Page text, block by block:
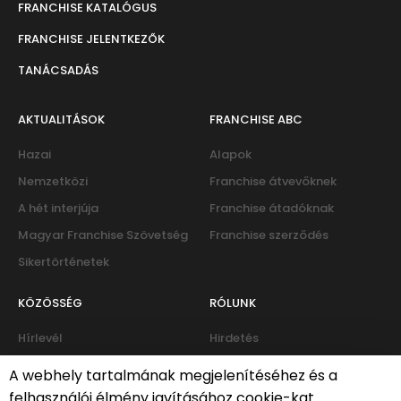
FRANCHISE KATALÓGUS
FRANCHISE JELENTKEZŐK
TANÁCSADÁS
AKTUALITÁSOK
Hazai
Nemzetközi
A hét interjúja
Magyar Franchise Szövetség
Sikertörténetek
FRANCHISE ABC
Alapok
Franchise átvevőknek
Franchise átadóknak
Franchise szerződés
KÖZÖSSÉG
Hírlevél
Fórum
RÓLUNK
Hirdetés
Kapcsolat
A webhely tartalmának megjelenítéséhez és a